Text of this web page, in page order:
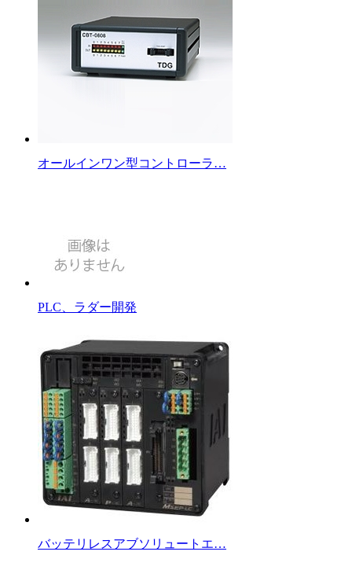
オールインワン型コントローラ…
PLC、ラダー開発
バッテリレスアブソリュートエ…